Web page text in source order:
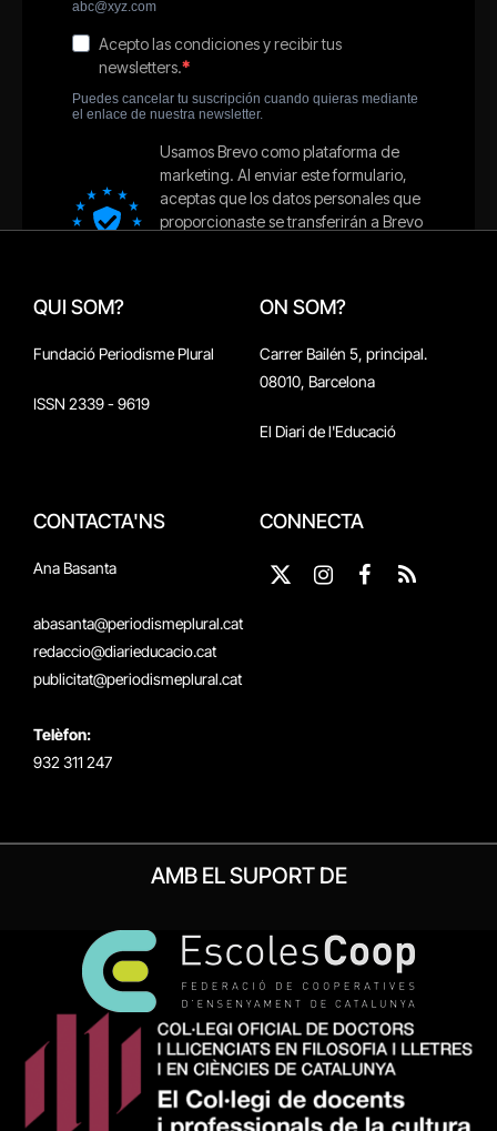
QUI SOM?
Fundació Periodisme Plural
ISSN 2339 - 9619
ON SOM?
Carrer Bailén 5, principal.
08010, Barcelona
El Diari de l'Educació
CONTACTA'NS
Ana Basanta
abasanta@periodismeplural.cat
redaccio@diarieducacio.cat
publicitat@periodismeplural.cat
Telèfon:
932 311 247
CONNECTA
X
Instagram
Facebook
RSS
AMB EL SUPORT DE